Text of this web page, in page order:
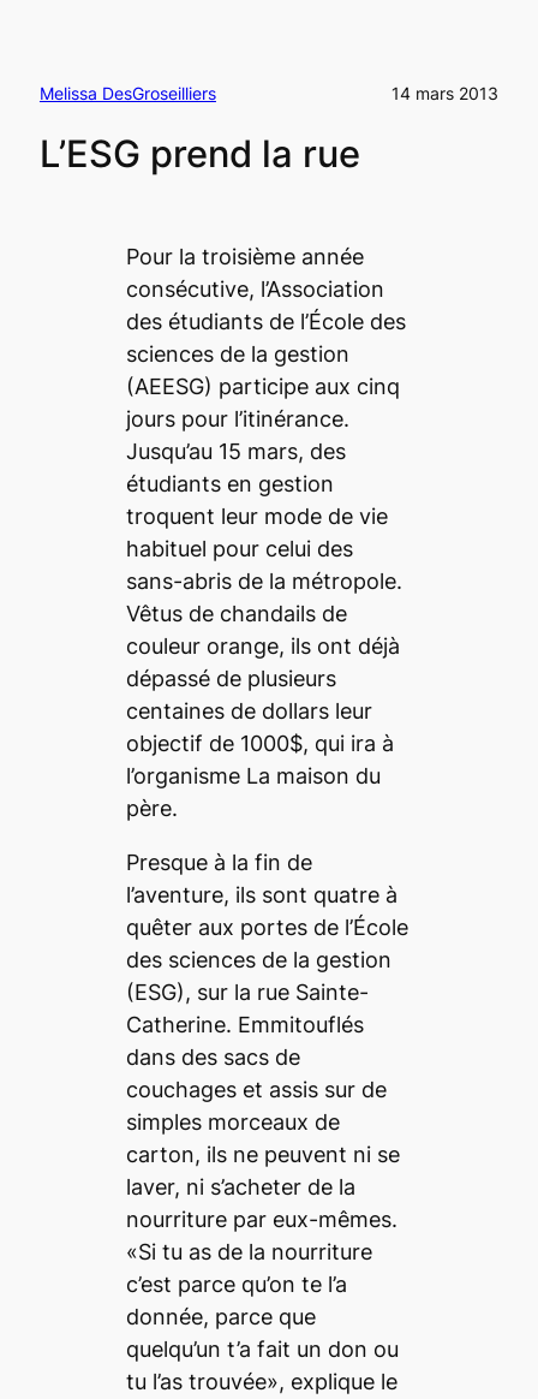
Melissa DesGroseilliers 14 mars 2013
L’ESG prend la rue
Pour la troisième année
consécutive, l’Association
des étudiants de l’École des
sciences de la gestion
(AEESG) participe aux cinq
jours pour l’itinérance.
Jusqu’au 15 mars, des
étudiants en gestion
troquent leur mode de vie
habituel pour celui des
sans-abris de la métropole.
Vêtus de chandails de
couleur orange, ils ont déjà
dépassé de plusieurs
centaines de dollars leur
objectif de 1000$, qui ira à
l’organisme La maison du
père.
Presque à la fin de
l’aventure, ils sont quatre à
quêter aux portes de l’École
des sciences de la gestion
(ESG), sur la rue Sainte-
Catherine. Emmitouflés
dans des sacs de
couchages et assis sur de
simples morceaux de
carton, ils ne peuvent ni se
laver, ni s’acheter de la
nourriture par eux-mêmes.
«Si tu as de la nourriture
c’est parce qu’on te l’a
donnée, parce que
quelqu’un t’a fait un don ou
tu l’as trouvée», explique le